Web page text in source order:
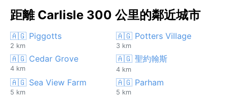
距離 Carlisle 300 公里的鄰近城市
🇦🇬 Piggotts
2 km
🇦🇬 Potters Village
3 km
🇦🇬 Cedar Grove
4 km
🇦🇬 聖約翰斯
4 km
🇦🇬 Sea View Farm
5 km
🇦🇬 Parham
5 km